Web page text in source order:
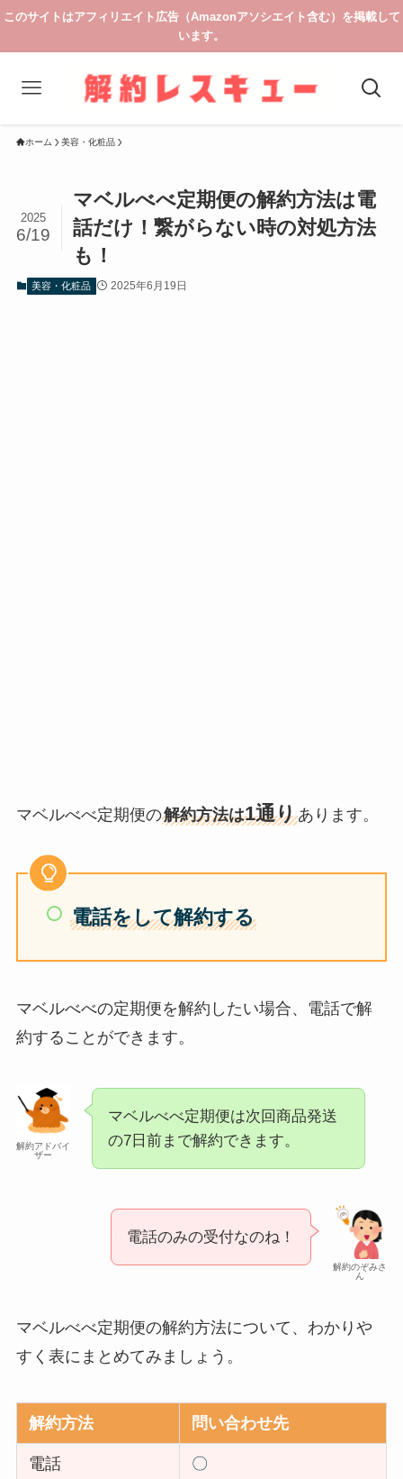
このサイトはアフィリエイト広告（Amazonアソシエイト含む）を掲載して
います。
ホーム 美容・化粧品
マベルべべ定期便の解約方法は電
話だけ！繋がらない時の対処方法
も！
2025
6/19
美容・化粧品 2025年6月19日
マベルべべ定期便の解約方法は1通りあります。
電話をして解約する
マベルべべの定期便を解約したい場合、電話で解
約することができます。
解約アドバイ
ザー
マベルべべ定期便は次回商品発送
の7日前まで解約できます。
解約のぞみさ
ん
電話のみの受付なのね！
マベルべべ定期便の解約方法について、わかりや
すく表にまとめてみましょう。
解約方法 問い合わせ先
電話
〇